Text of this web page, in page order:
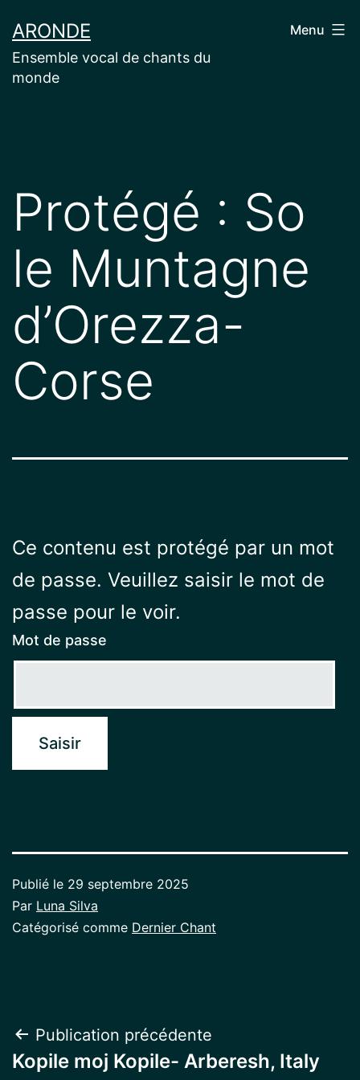
au
contenu
ARONDE
Ensemble vocal de chants du
monde
Menu
Protégé : So
le Muntagne
d’Orezza-
Corse
Ce contenu est protégé par un mot
de passe. Veuillez saisir le mot de
passe pour le voir.
Mot de passe
Publié le 29 septembre 2025
Par Luna Silva
Catégorisé comme Dernier Chant
Navigation
Publication précédente
Kopile moj Kopile- Arberesh, Italy